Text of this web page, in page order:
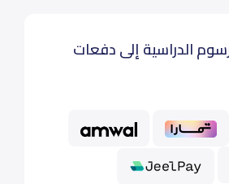
الدراسية إلى دفعات